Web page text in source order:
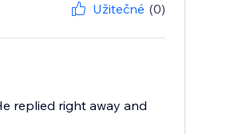
Užitečné (0)
replied right away and